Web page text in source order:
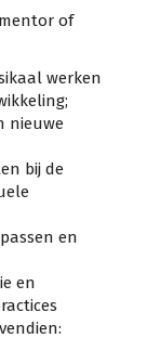
of
werken
nieuwe
bij de
en
en